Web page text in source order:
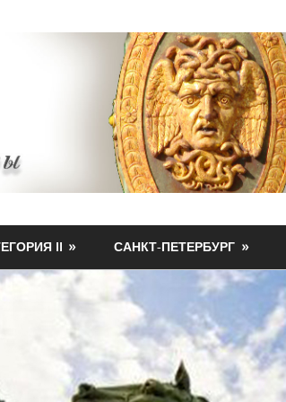
II САНКТ-ПЕТЕРБУРГ